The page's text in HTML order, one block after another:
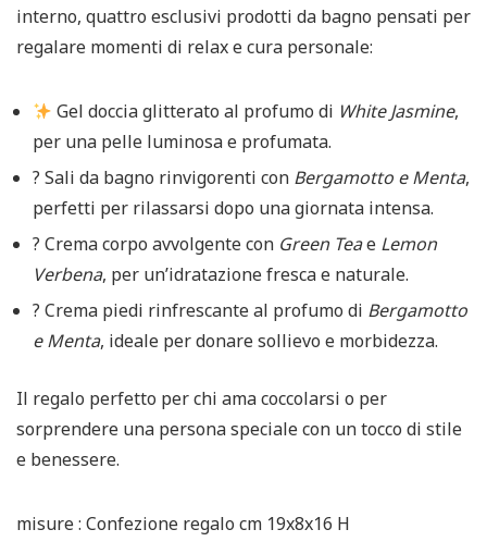
interno, quattro esclusivi prodotti da bagno pensati per
regalare momenti di relax e cura personale:
Gel doccia glitterato al profumo di White Jasmine,
per una pelle luminosa e profumata.
? Sali da bagno rinvigorenti con Bergamotto e Menta,
perfetti per rilassarsi dopo una giornata intensa.
? Crema corpo avvolgente con Green Teae Lemon
Verbena, per un’idratazione fresca e naturale.
? Crema piedi rinfrescante al profumo di Bergamotto
e Menta, ideale per donare sollievo e morbidezza.
Il regalo perfetto per chi ama coccolarsi o per
sorprendere una persona speciale con un tocco di stile
e benessere.
misure : Confezione regalo cm 19x8x16 H